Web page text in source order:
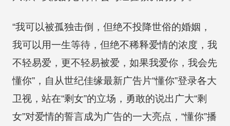
“我可以被孤独击倒，但绝不投降世俗的婚姻，
我可以用一生等待，但绝不稀释爱情的浓度，我
不轻易爱，更不轻易被爱，如果我爱你，我会先
懂你”，自从世纪佳缘最新广告片“懂你”登录各大
卫视，站在“剩女”的立场，勇敢的说出广大“剩
女”对爱情的誓言成为广告的一大亮点，“懂你”播